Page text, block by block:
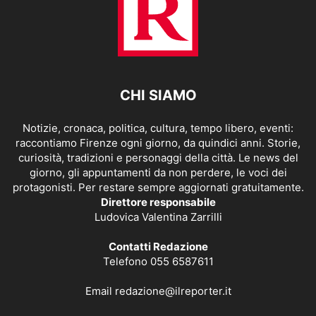
CHI SIAMO
Notizie, cronaca, politica, cultura, tempo libero, eventi:
raccontiamo Firenze ogni giorno, da quindici anni. Storie,
curiosità, tradizioni e personaggi della città. Le news del
giorno, gli appuntamenti da non perdere, le voci dei
protagonisti. Per restare sempre aggiornati gratuitamente.
Direttore responsabile
Ludovica Valentina Zarrilli
Contatti Redazione
Telefono 055 6587611
Email redazione@ilreporter.it